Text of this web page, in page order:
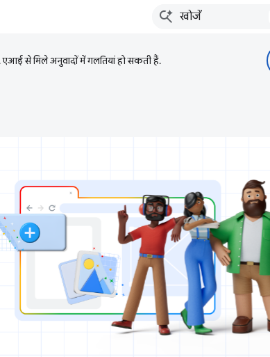
से मिले अनुवादों में गलतियां हो सकती हैं.